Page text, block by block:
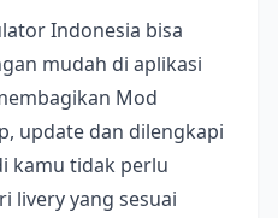
Indonesia bisa
mudah di aplikasi
Mod
update dan dilengkapi
kamu tidak perlu
livery yang sesuai